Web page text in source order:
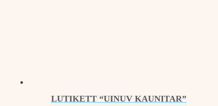
LUTIKETT “UINUV KAUNITAR”